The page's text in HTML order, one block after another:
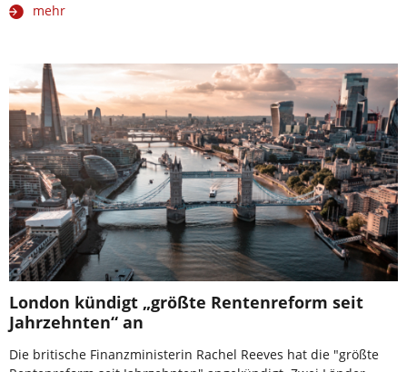
mehr
London kündigt „größte Rentenreform seit
Jahrzehnten“ an
Die britische Finanzministerin Rachel Reeves hat die "größte